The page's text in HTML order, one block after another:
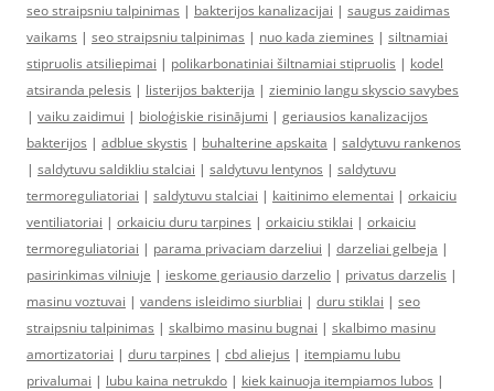
seo straipsniu talpinimas | bakterijos kanalizacijai | saugus zaidimas
vaikams | seo straipsniu talpinimas | nuo kada ziemines | siltnamiai
stipruolis atsiliepimai | polikarbonatiniai šiltnamiai stipruolis | kodel
atsiranda pelesis | listerijos bakterija | zieminio langu skyscio savybes
| vaiku zaidimui | bioloģiskie risinājumi | geriausios kanalizacijos
bakterijos | adblue skystis | buhalterine apskaita | saldytuvu rankenos
| saldytuvu saldikliu stalciai | saldytuvu lentynos | saldytuvu
termoreguliatoriai | saldytuvu stalciai | kaitinimo elementai | orkaiciu
ventiliatoriai | orkaiciu duru tarpines | orkaiciu stiklai | orkaiciu
termoreguliatoriai | parama privaciam darzeliui | darzeliai gelbeja |
pasirinkimas vilniuje | ieskome geriausio darzelio | privatus darzelis |
masinu voztuvai | vandens isleidimo siurbliai | duru stiklai | seo
straipsniu talpinimas | skalbimo masinu bugnai | skalbimo masinu
amortizatoriai | duru tarpines | cbd aliejus | itempiamu lubu
privalumai | lubu kaina netrukdo | kiek kainuoja itempiamos lubos |